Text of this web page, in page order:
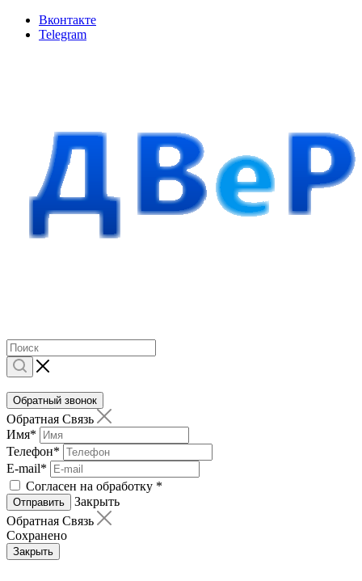
Вконтакте
Telegram
Обратный звонок
Обратная Связь
Имя*
Телефон*
E-mail*
Согласен на обработку *
Отправить
Закрыть
Обратная Связь
Сохранено
Закрыть